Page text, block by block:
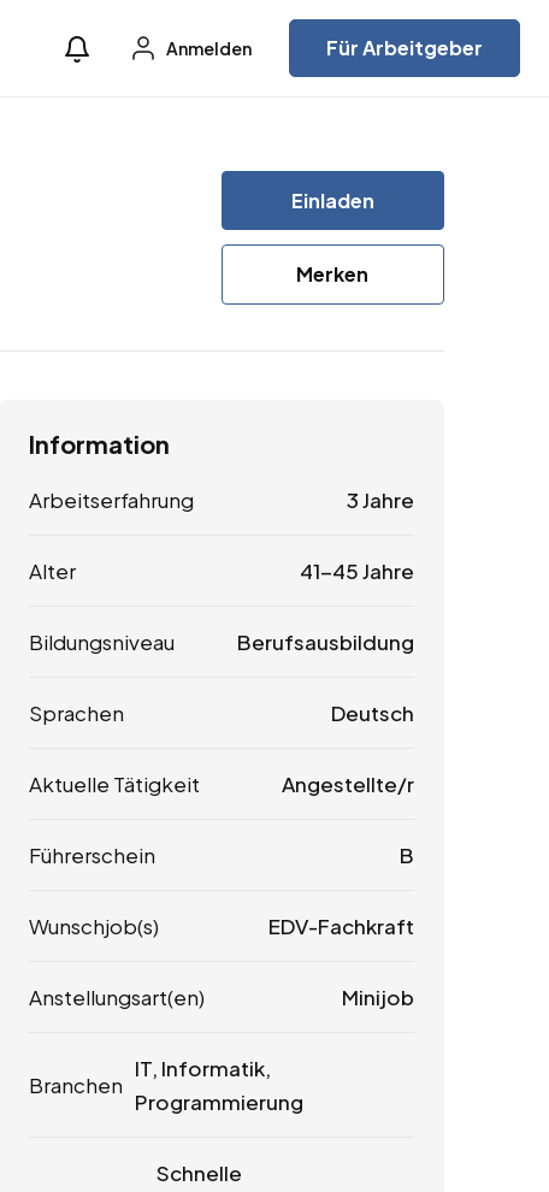
Anmelden Für Arbeitgeber
Einladen
Merken
Information
Arbeitserfahrung 3 Jahre
Alter 41-45 Jahre
Bildungsniveau Berufsausbildung
Sprachen Deutsch
Aktuelle Tätigkeit Angestellte/r
Führerschein B
Wunschjob(s) EDV-Fachkraft
Anstellungsart(en) Minijob
Branchen
IT, Informatik,
Programmierung
Schnelle